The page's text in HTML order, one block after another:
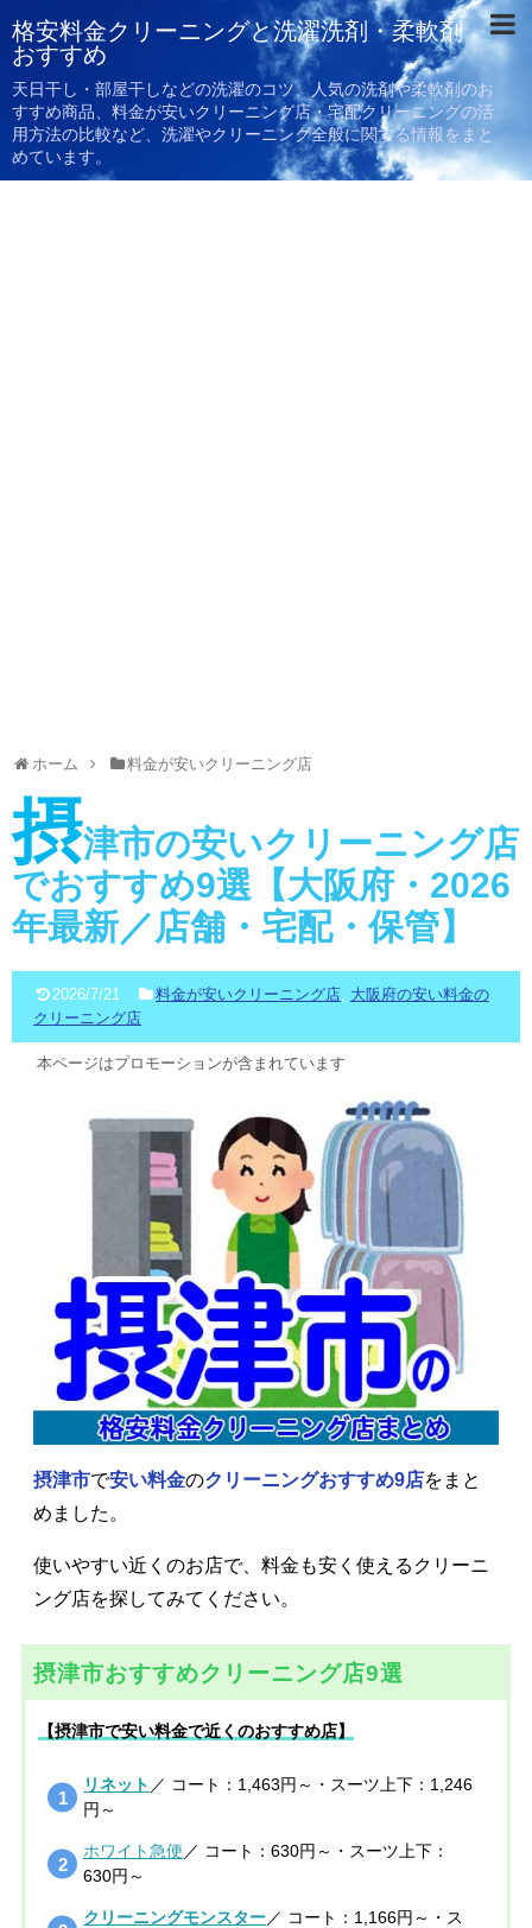
格安料金クリーニングと洗濯洗剤・柔軟剤
おすすめ
天日干し・部屋干しなどの洗濯のコツ、人気の洗剤や柔軟剤のお
すすめ商品、料金が安いクリーニング店・宅配クリーニングの活
用方法の比較など、洗濯やクリーニング全般に関する情報をまと
めています。
ホーム 料金が安いクリーニング店
摂津市の安いクリーニング店
でおすすめ9選【大阪府・2026
年最新／店舗・宅配・保管】
2026/7/21 料金が安いクリーニング店, 大阪府の安い料金の
クリーニング店
本ページはプロモーションが含まれています
摂津市で安い料金のクリーニングおすすめ9店をまと
めました。
使いやすい近くのお店で、料金も安く使えるクリーニ
ング店を探してみてください。
摂津市おすすめクリーニング店9選
【摂津市で安い料金で近くのおすすめ店】
リネット ／ コート：1,463円～・スーツ上下：1,246
円～
ホワイト急便 ／ コート：630円～・スーツ上下：
630円～
クリーニングモンスター／ コート：1,166円～・ス